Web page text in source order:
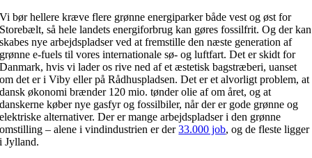
Vi bør hellere kræve flere grønne energiparker både vest og øst for
Storebælt, så hele landets energiforbrug kan gøres fossilfrit. Og der kan
skabes nye arbejdspladser ved at fremstille den næste generation af
grønne e-fuels til vores internationale sø- og luftfart. Det er skidt for
Danmark, hvis vi lader os rive ned af et æstetisk bagstræberi, uanset
om det er i Viby eller på Rådhuspladsen. Det er et alvorligt problem, at
dansk økonomi brænder 120 mio. tønder olie af om året, og at
danskerne køber nye gasfyr og fossilbiler, når der er gode grønne og
elektriske alternativer. Der er mange arbejdspladser i den grønne
omstilling – alene i vindindustrien er der33.000 job, og de fleste ligger
i Jylland.